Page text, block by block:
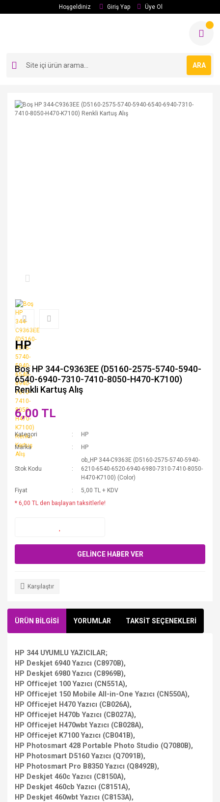
Hoşgeldiniz Giriş Yap Üye Ol
ARA
HP
Boş HP 344-C9363EE (D5160-2575-5740-5940-
6540-6940-7310-7410-8050-H470-K7100)
Renkli Kartuş Alış
6,00 TL
Kategori
HP
Marka
HP
Stok Kodu
ob_HP 344-C9363E (D5160-2575-5740-5940-
6210-6540-6520-6940-6980-7310-7410-8050-
H470-K7100) (Color)
Fiyat
5,00 TL + KDV
* 6,00 TL den başlayan taksitlerle!
GELİNCE HABER VER
Karşılaştır
ÜRÜN BİLGİSİ YORUMLAR TAKSİT SEÇENEKLERİ
HP 344 UYUMLU YAZICILAR;
HP Deskjet 6940 Yazıcı (C8970B),
HP Deskjet 6980 Yazıcı (C8969B),
HP Officejet 100 Yazıcı (CN551A),
HP Officejet 150 Mobile All-in-One Yazıcı (CN550A),
HP Officejet H470 Yazıcı (CB026A),
HP Officejet H470b Yazıcı (CB027A),
HP Officejet H470wbt Yazıcı (CB028A),
HP Officejet K7100 Yazıcı (CB041B),
HP Photosmart 428 Portable Photo Studio (Q7080B),
HP Photosmart D5160 Yazıcı (Q7091B),
HP Photosmart Pro B8350 Yazıcı (Q8492B),
HP Deskjet 460c Yazıcı (C8150A),
HP Deskjet 460cb Yazıcı (C8151A),
HP Deskjet 460wbt Yazıcı (C8153A),